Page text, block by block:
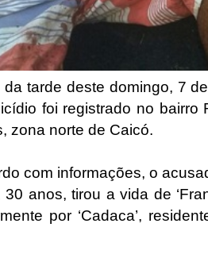
da tarde deste domingo, 7
foi registrado no bairro
zona norte de Caicó.
com informações, o
30 anos, tirou a vida de
por ‘Cadaca’,